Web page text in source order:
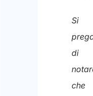
Si
di
che